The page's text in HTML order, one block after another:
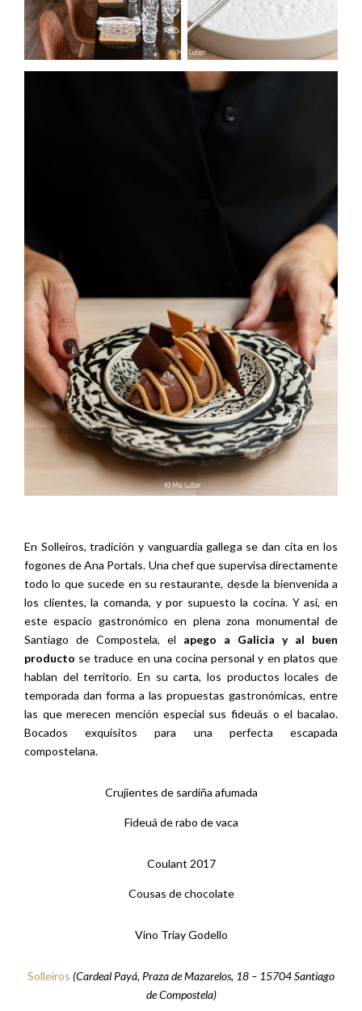
En Solleiros, tradición y vanguardia gallega se dan cita en los
fogones de Ana Portals. Una chef que supervisa directamente
todo lo que sucede en su restaurante, desde la bienvenida a
los clientes, la comanda, y por supuesto la cocina. Y así, en
este espacio gastronómico en plena zona monumental de
Santiago de Compostela, el apego a Galicia y al buen
producto se traduce en una cocina personal y en platos que
hablan del territorio. En su carta, los productos locales de
temporada dan forma a las propuestas gastronómicas, entre
las que merecen mención especial sus fideuás o el bacalao.
Bocados exquisitos para una perfecta escapada
compostelana.
Crujientes de sardiña afumada
Fideuá de rabo de vaca
Coulant 2017
Cousas de chocolate
Vino Triay Godello
Solleiros (Cardeal Payá, Praza de Mazarelos, 18 – 15704 Santiago
de Compostela)